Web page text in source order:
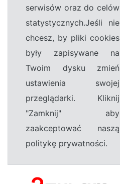
serwisów oraz do celów
statystycznych.Jeśli nie
chcesz, by pliki cookies
były zapisywane na
Twoim dysku zmień
ustawienia swojej
przeglądarki. Kliknij
"Zamknij" aby
zaakceptować naszą
politykę prywatności.